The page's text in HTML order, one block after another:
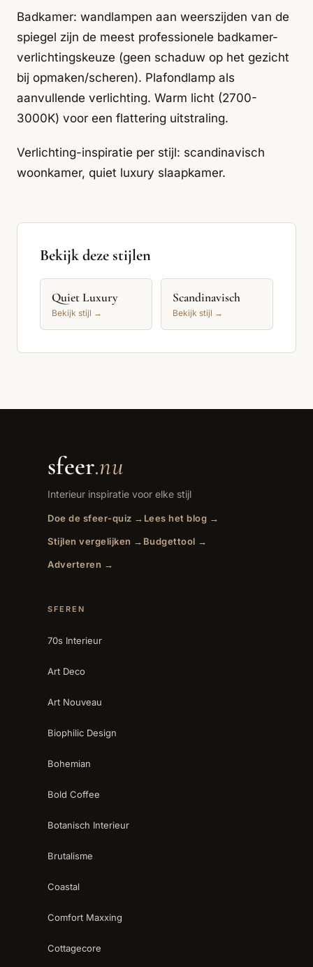
Badkamer: wandlampen aan weerszijden van de
spiegel zijn de meest professionele badkamer-
verlichtingskeuze (geen schaduw op het gezicht
bij opmaken/scheren). Plafondlamp als
aanvullende verlichting. Warm licht (2700-
3000K) voor een flattering uitstraling.
Verlichting-inspiratie per stijl: scandinavisch
woonkamer, quiet luxury slaapkamer.
Bekijk deze stijlen
Quiet Luxury
Bekijk stijl →
Scandinavisch
Bekijk stijl →
sfeer.nu
Interieur inspiratie voor elke stijl
Doe de sfeer-quiz → Lees het blog →
Stijlen vergelijken → Budgettool →
Adverteren →
SFEREN
70s Interieur
Art Deco
Art Nouveau
Biophilic Design
Bohemian
Bold Coffee
Botanisch Interieur
Brutalisme
Coastal
Comfort Maxxing
Cottagecore